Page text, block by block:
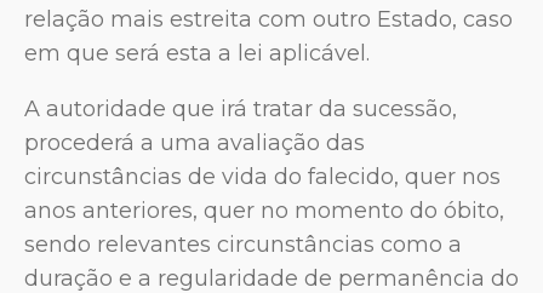
relação mais estreita com outro Estado, caso
em que será esta a lei aplicável.
A autoridade que irá tratar da sucessão,
procederá a uma avaliação das
circunstâncias de vida do falecido, quer nos
anos anteriores, quer no momento do óbito,
sendo relevantes circunstâncias como a
duração e a regularidade de permanência do